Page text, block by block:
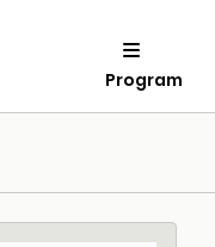
Program